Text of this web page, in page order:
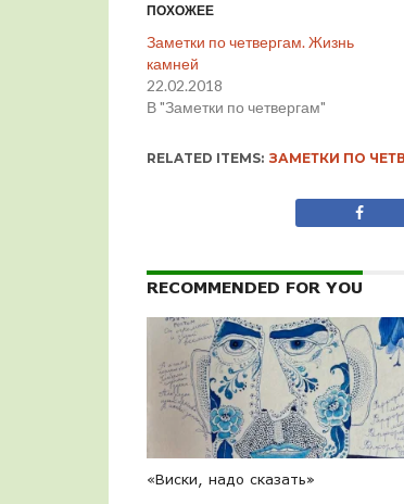
ПОХОЖЕЕ
Заметки по четвергам. Жизнь
камней
22.02.2018
В "Заметки по четвергам"
RELATED ITEMS: ЗАМЕТКИ ПО
RECOMMENDED FOR YOU
«Виски, надо сказать»